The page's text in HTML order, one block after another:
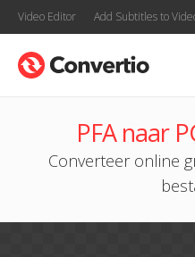
Video Editor Add Subtitles to
PFA naar
Converteer online